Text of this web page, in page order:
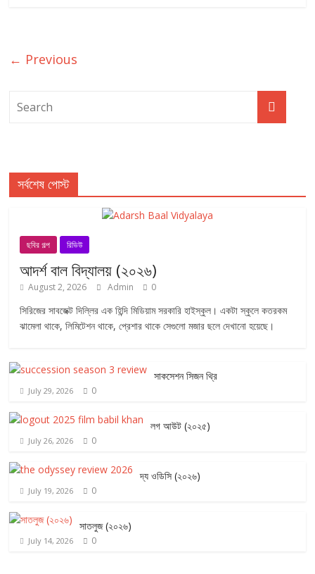
← Previous
সর্বশেষ পোস্ট
ছবির গল্প রিভিউ
আদর্শ বাল বিদ্যালয় (২০২৬)
August 2, 2026 Admin 0
সিরিজের সাবজেক্ট দিল্লির এক হিন্দি মিডিয়াম সরকারি হাইস্কুল। একটা স্কুলে কতরকম
ঝামেলা থাকে, লিমিটেশন থাকে, প্রেশার থাকে সেগুলো মজার ছলে দেখানো হয়েছে।
সাকসেশন সিজন থ্রি
July 29, 2026 0
লগ আউট (২০২৫)
July 26, 2026 0
দ্য ওডিসি (২০২৬)
July 19, 2026 0
সাতলুজ (২০২৬)
July 14, 2026 0